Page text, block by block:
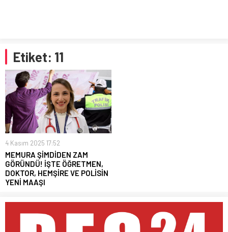
Etiket: 11
4 Kasım 2025 17:52
MEMURA ŞİMDİDEN ZAM
GÖRÜNDÜ! İŞTE ÖĞRETMEN,
DOKTOR, HEMŞİRE VE POLİSİN
YENİ MAAŞI